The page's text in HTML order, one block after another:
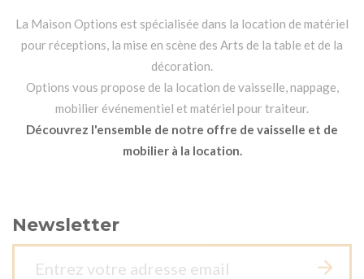
La Maison Options est spécialisée dans la location de matériel
pour réceptions, la mise en scène des Arts de la table et de la
décoration.
Options vous propose de la location de vaisselle, nappage,
mobilier événementiel et matériel pour traiteur.
Découvrez l'ensemble de notre offre de vaisselle et de
mobilier à la location.
Newsletter